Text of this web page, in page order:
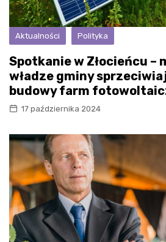
Aktualności Polityka
Spotkanie w Złocieńcu –
władze gminy
budowy farm
17 października 2024